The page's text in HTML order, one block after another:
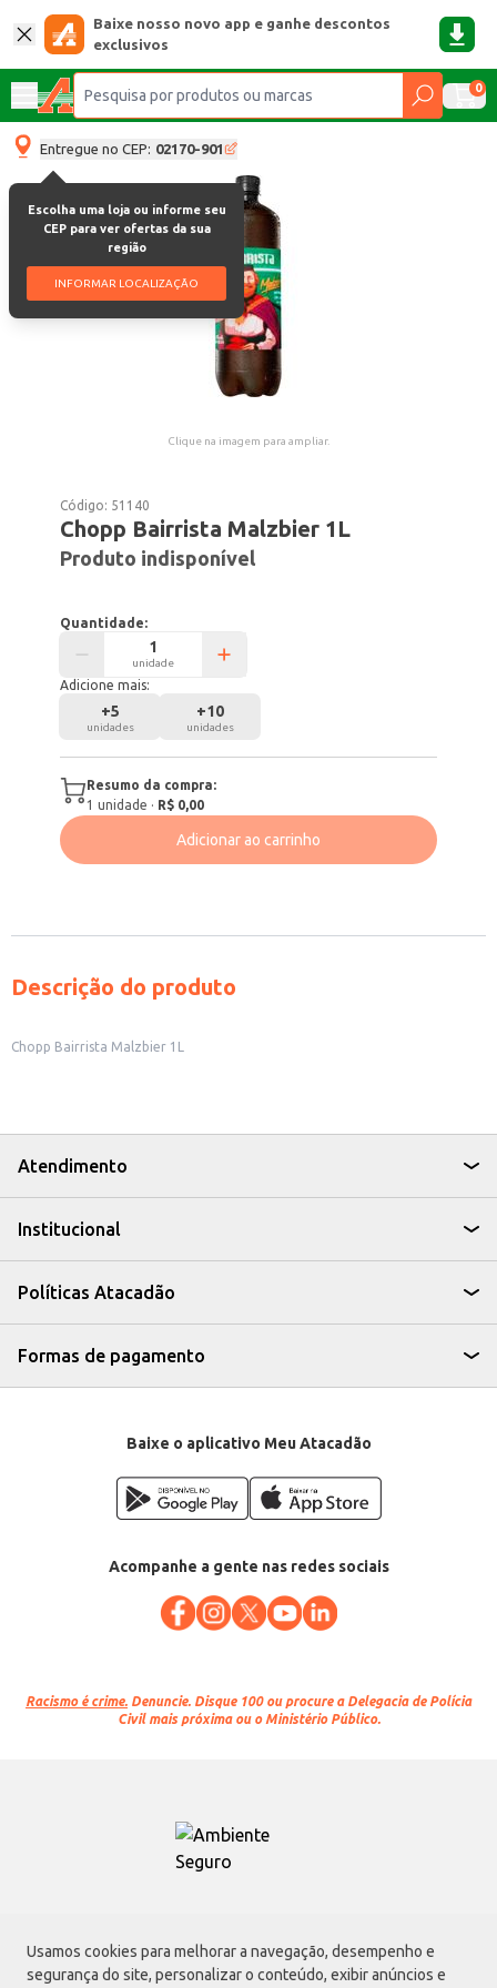
Usamos cookies para melhorar a navegação, desempenho e
segurança do site, personalizar o conteúdo, exibir anúncios e
Baixe nosso novo app e ganhe descontos
exclusivos
0
Entregue no CEP: 02170-901
Escolha uma loja ou informe seu
CEP para ver ofertas da sua
região
INFORMAR LOCALIZAÇÃO
Clique na imagem para ampliar.
Código: 51140
Chopp Bairrista Malzbier 1L
Produto indisponível
Quantidade:
unidade
Adicione mais:
+5
unidades
+10
unidades
Resumo da compra:
1 unidade · R$ 0,00
Adicionar ao carrinho
Descrição do produto
Chopp Bairrista Malzbier 1L
Atendimento
Institucional
Políticas Atacadão
Formas de pagamento
Baixe o aplicativo Meu Atacadão
Acompanhe a gente nas redes sociais
Racismo é crime. Denuncie. Disque 100 ou procure a Delegacia de Polícia
Civil mais próxima ou o Ministério Público.
Atacadão S.A.
Avenida Morvan Dias de Figueiredo, 6169, Vila Maria, São Paulo - SP | CEP
02170-901 | CNPJ: 75.315.333/0001-09